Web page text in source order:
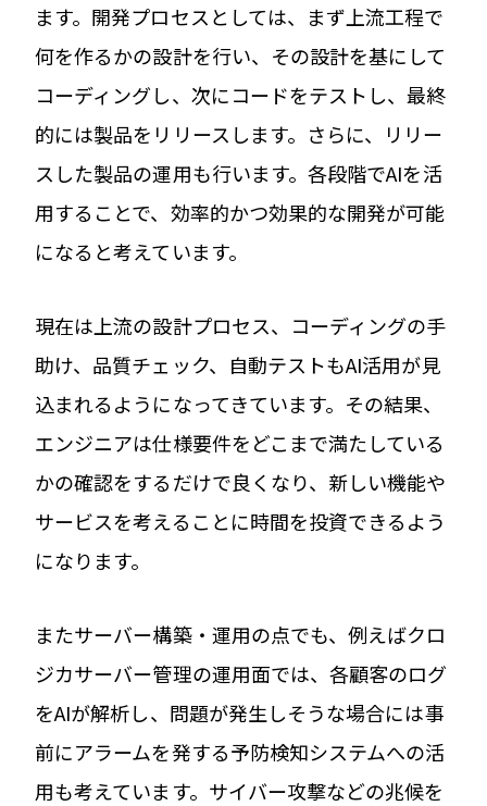
ます。開発プロセスとしては、まず上流工程で
何を作るかの設計を行い、その設計を基にして
コーディングし、次にコードをテストし、最終
的には製品をリリースします。さらに、リリー
スした製品の運用も行います。各段階でAIを活
用することで、効率的かつ効果的な開発が可能
になると考えています。
現在は上流の設計プロセス、コーディングの手
助け、品質チェック、自動テストもAI活用が見
込まれるようになってきています。その結果、
エンジニアは仕様要件をどこまで満たしている
かの確認をするだけで良くなり、新しい機能や
サービスを考えることに時間を投資できるよう
になります。
またサーバー構築・運用の点でも、例えばクロ
ジカサーバー管理の運用面では、各顧客のログ
をAIが解析し、問題が発生しそうな場合には事
前にアラームを発する予防検知システムへの活
用も考えています。サイバー攻撃などの兆候を